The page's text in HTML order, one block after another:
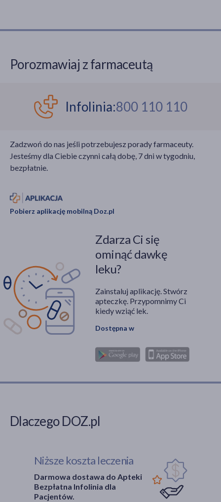
Porozmawiaj z farmaceutą
Infolinia:800 110 110
Zadzwoń do nas jeśli potrzebujesz porady farmaceuty.
Jesteśmy dla Ciebie czynni całą dobę, 7 dni w tygodniu,
bezpłatnie.
Pobierz aplikację mobilną Doz.pl
Zdarza Ci się
ominąć dawkę
leku?
Zainstaluj aplikację. Stwórz
apteczkę. Przypomnimy Ci
kiedy wziąć lek.
Dostępna w
Dlaczego DOZ.pl
Niższe koszta leczenia
Darmowa dostawa do Apteki
Bezpłatna Infolinia dla
Pacjentów.